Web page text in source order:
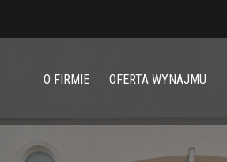
O FIRMIE
OFERTA WYNAJMU